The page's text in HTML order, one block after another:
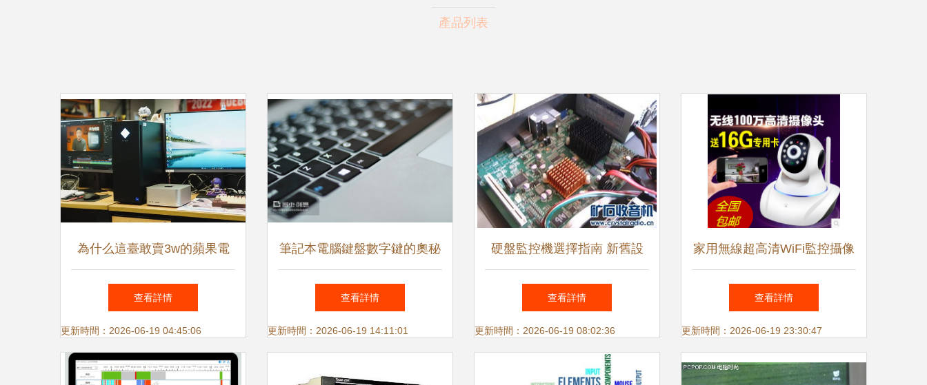
產品列表
為什么這臺敢賣3w的蘋果電
腦，還算不上好用？
查看詳情
更新時間：2026-06-19 04:45:06
筆記本電腦鍵盤數字鍵的奧秘
從硬件設計到監控設備交互
查看詳情
更新時間：2026-06-19 14:11:01
硬盤監控機選擇指南 新舊設
備、小電腦與工業計算機的對
比分析
查看詳情
更新時間：2026-06-19 08:02:36
家用無線超高清WiFi監控攝像
頭 1080P分辨率與手機遠程夜
視功能的完美結合
查看詳情
更新時間：2026-06-19 23:30:47